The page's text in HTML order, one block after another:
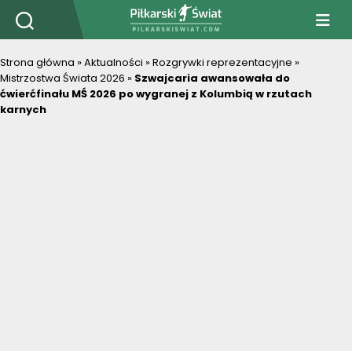
PiłkarskiSwiat.com
Strona główna »Aktualności »Rozgrywki reprezentacyjne »
Mistrzostwa Świata 2026 » Szwajcaria awansowała do
ćwierćfinału MŚ 2026 po wygranej z Kolumbią w rzutach
karnych